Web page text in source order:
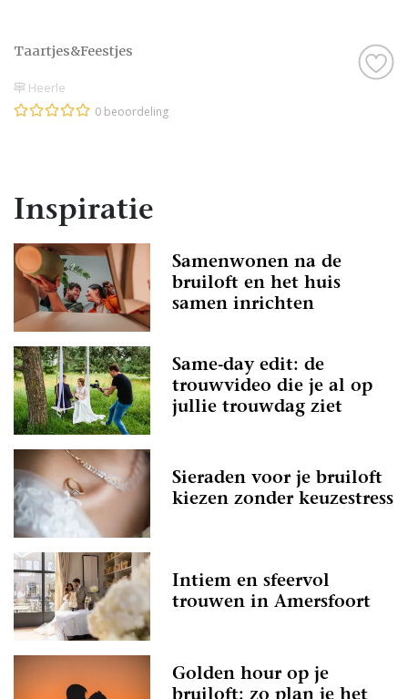
Taartjes&Feestjes
Heerle
0 beoordeling
Inspiratie
Samenwonen na de
bruiloft en het huis
samen inrichten
Same-day edit: de
trouwvideo die je al op
jullie trouwdag ziet
Sieraden voor je bruiloft
kiezen zonder keuzestress
Intiem en sfeervol
trouwen in Amersfoort
Golden hour op je
bruiloft: zo plan je het